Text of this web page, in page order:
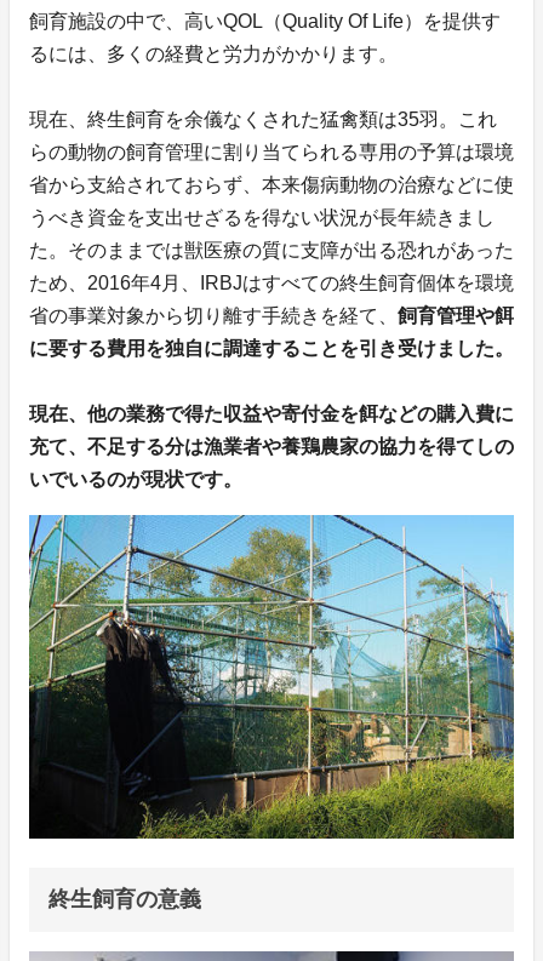
飼育施設の中で、高いQOL（Quality Of Life）を提供す
るには、多くの経費と労力がかかります。
現在、終生飼育を余儀なくされた猛禽類は35羽。これ
らの動物の飼育管理に割り当てられる専用の予算は環境
省から支給されておらず、本来傷病動物の治療などに使
うべき資金を支出せざるを得ない状況が長年続きまし
た。そのままでは獣医療の質に支障が出る恐れがあった
ため、2016年4月、IRBJはすべての終生飼育個体を環境
省の事業対象から切り離す手続きを経て、 飼育管理や餌
に要する費用を独自に調達することを引き受けました。
現在、他の業務で得た収益や寄付金を餌などの購入費に
充て、不足する分は漁業者や養鶏農家の協力を得てしの
いでいるのが現状です。
終生飼育の意義